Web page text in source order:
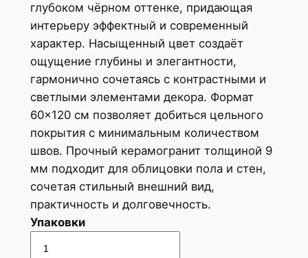
глубоком чёрном оттенке, придающая
интерьеру эффектный и современный
характер. Насыщенный цвет создаёт
ощущение глубины и элегантности,
гармонично сочетаясь с контрастными и
светлыми элементами декора. Формат
60×120 см позволяет добиться цельного
покрытия с минимальным количеством
швов. Прочный керамогранит толщиной 9
мм подходит для облицовки пола и стен,
сочетая стильный внешний вид,
практичность и долговечность.
Упаковки